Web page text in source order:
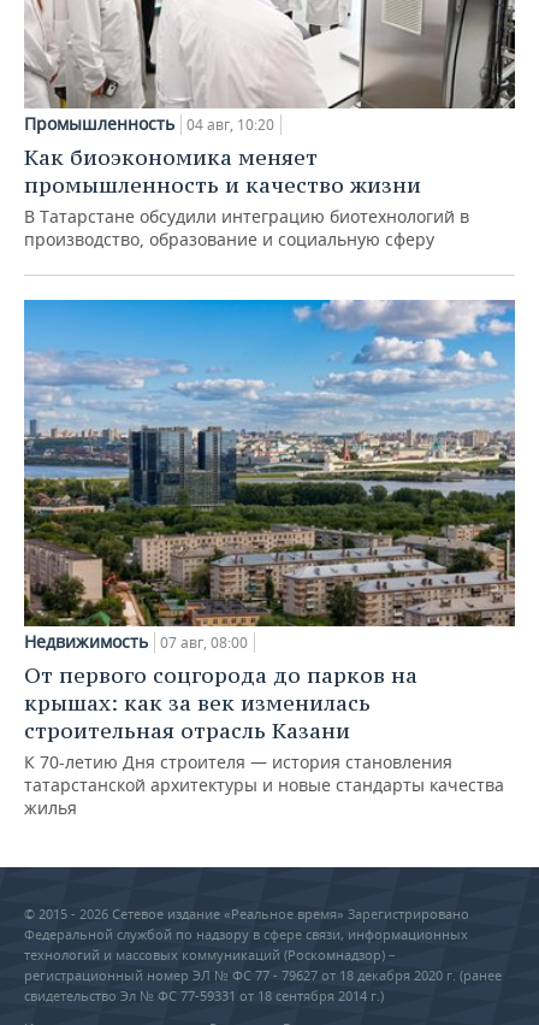
Промышленность 04 авг, 10:20
Как биоэкономика меняет
промышленность и качество жизни
В Татарстане обсудили интеграцию биотехнологий в
производство, образование и социальную сферу
Недвижимость 07 авг, 08:00
От первого соцгорода до парков на
крышах: как за век изменилась
строительная отрасль Казани
К 70-летию Дня строителя — история становления
татарстанской архитектуры и новые стандарты качества
жилья
© 2015 - 2026 Сетевое издание «Реальное время» Зарегистрировано
Федеральной службой по надзору в сфере связи, информационных
технологий и массовых коммуникаций (Роскомнадзор) –
регистрационный номер ЭЛ № ФС 77 - 79627 от 18 декабря 2020 г. (ранее
свидетельство Эл № ФС 77-59331 от 18 сентября 2014 г.)